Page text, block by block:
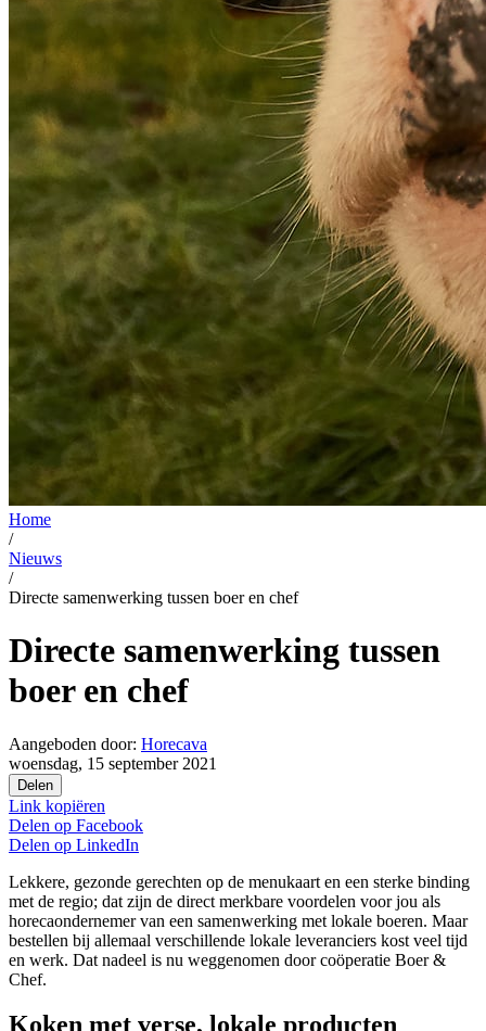
Home
/
Nieuws
/
Directe samenwerking tussen boer en chef
Directe samenwerking tussen
boer en chef
Aangeboden door: Horecava
woensdag, 15 september 2021
Delen
Link kopiëren
Delen op Facebook
Delen op LinkedIn
Lekkere, gezonde gerechten op de menukaart en een sterke binding
met de regio; dat zijn de direct merkbare voordelen voor jou als
horecaondernemer van een samenwerking met lokale boeren. Maar
bestellen bij allemaal verschillende lokale leveranciers kost veel tijd
en werk. Dat nadeel is nu weggenomen door coöperatie Boer &
Chef.
Koken met verse, lokale producten